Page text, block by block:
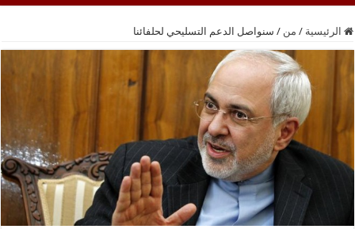
الرئيسية / من / سنواصل الدعم التسليحي لحلفائنا